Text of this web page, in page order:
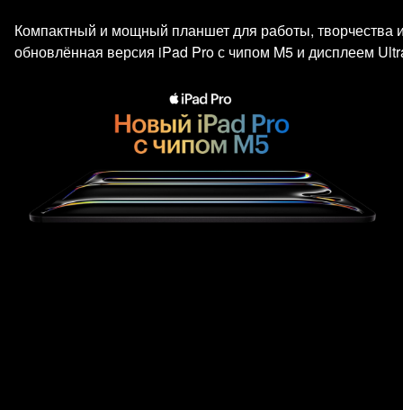
Компактный и мощный планшет для работы, творчества
обновлённая версия iPad Pro с чипом M5 и дисплеем